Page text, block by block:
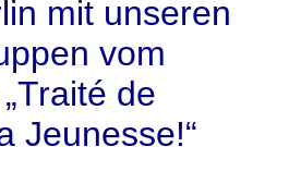
mit unseren
vom
de
Jeunesse!“